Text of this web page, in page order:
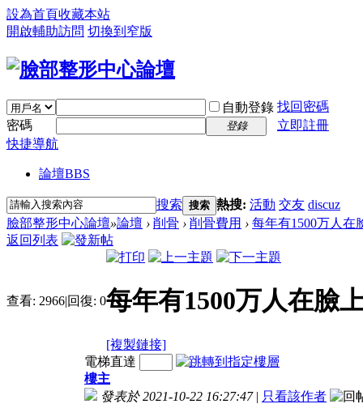
設為首頁收藏本站
開啟輔助訪問 切換到窄版
自動登錄 找回密碼
密碼
登錄
立即註冊
快捷導航
論壇BBS
搜索 搜索 熱搜: 活動 交友 discuz
臉部整形中心論壇»論壇 › 削骨 › 削骨費用 › 每年有1500万人在
返回列表
查看: 2966|回復: 0每年有1500万人在臉
[複製鏈接]
電梯直達
樓主
發表於 2021-10-22 16:27:47 | 只看該作者